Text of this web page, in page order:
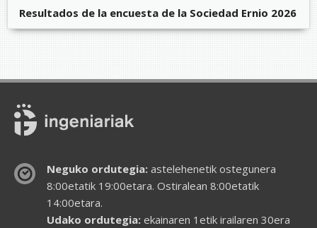
Resultados de la encuesta de la Sociedad Ernio 2026
Neguko ordutegia:astelehenetik ostegunera
8:00etatik 19:00etara. Ostiralean 8:00etatik
14:00etara.
Udako ordutegia:ekainaren 1etik irailaren 30era